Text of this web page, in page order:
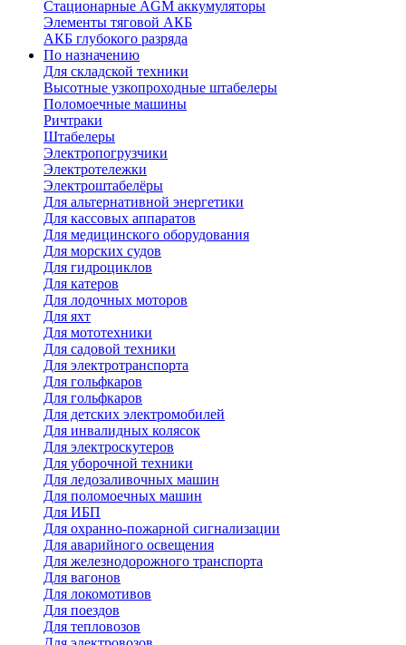
Стационарные AGM аккумуляторы
Элементы тяговой АКБ
АКБ глубокого разряда
По назначению
Для складской техники
Высотные узкопроходные штабелеры
Поломоечные машины
Ричтраки
Штабелеры
Электропогрузчики
Электротележки
Электроштабелёры
Для альтернативной энергетики
Для кассовых аппаратов
Для медицинского оборудования
Для морских судов
Для гидроциклов
Для катеров
Для лодочных моторов
Для яхт
Для мототехники
Для садовой техники
Для электротранспорта
Для гольфкаров
Для гольфкаров
Для детских электромобилей
Для инвалидных колясок
Для электроскутеров
Для уборочной техники
Для ледозаливочных машин
Для поломоечных машин
Для ИБП
Для охранно-пожарной сигнализации
Для аварийного освещения
Для железнодорожного транспорта
Для вагонов
Для локомотивов
Для поездов
Для тепловозов